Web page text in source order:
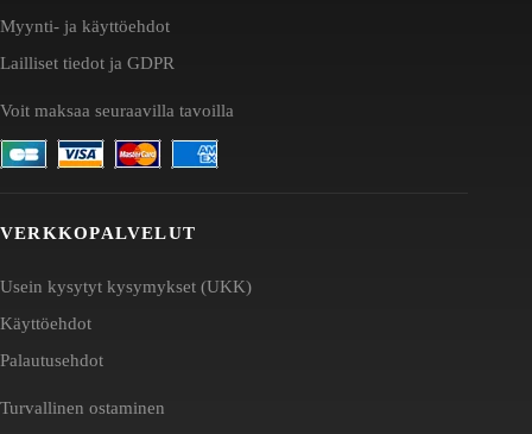
Myynti- ja käyttöehdot
Lailliset tiedot ja GDPR
Voit maksaa seuraavilla tavoilla
VERKKOPALVELUT
Usein kysytyt kysymykset (UKK)
Käyttöehdot
Palautusehdot
Turvallinen ostaminen